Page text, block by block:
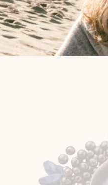
qualité stricts.